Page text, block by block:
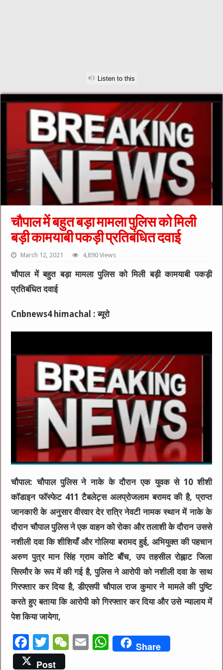
Listen to this
चौपाल में बहुत बड़ा मामला पुलिस को मिली
बड़ी कामयाबी पकड़ी प्रतिबंधित दवाई
March 12, 2021 4,890 Views
चौपाल में बहुत बड़ा मामला पुलिस को मिली बड़ी कामयाबी पकड़ी
प्रतिबंधित दवाई
Cnbnews4 himachal : ब्यूरो
चौपाल: चौपाल पुलिस ने नाके के दौरान एक युवक से 10 शीशी
कॉडाइन फॉस्फेट 411 टैबलेट्स अलप्रोजलाम बरामद की है, प्राप्त
जानकारी के अनुसार वीरवार देर रात्रि नेवटी नामक स्थान में नाके के
दौरान चौपाल पुलिस ने एक वाहन को रोका और तलाशी के दौरान उससे
नशीली दवा कि शीशियाँ और गोलिया बरामद हुई, अभियुक्त की पहचान
अरुण पुत्र मान सिंह ग्राम कोटि बौंच, उप तहसील रोह्नाट जिला
सिरमौर के रूप में की गई है, पुलिस ने आरोपी को नशीली दवा के साथ
गिरफ्तार कर दिया है, डीएसपी चौपाल राज कुमार ने मामले की पुष्टि
करते हुए बताया कि आरोपी को गिरफ्तार कर दिया और उसे न्यालाय में
पेश किया जायेगा,
F
a
T
w
W E
W
h
Share
Post